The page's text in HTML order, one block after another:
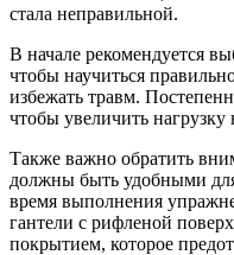
стала неправильной.
В начале рекомендуется
чтобы научиться
избежать травм.
чтобы увеличить
Также важно обратить
должны быть удобными
время выполнения
гантели с рифленой
покрытием, которое